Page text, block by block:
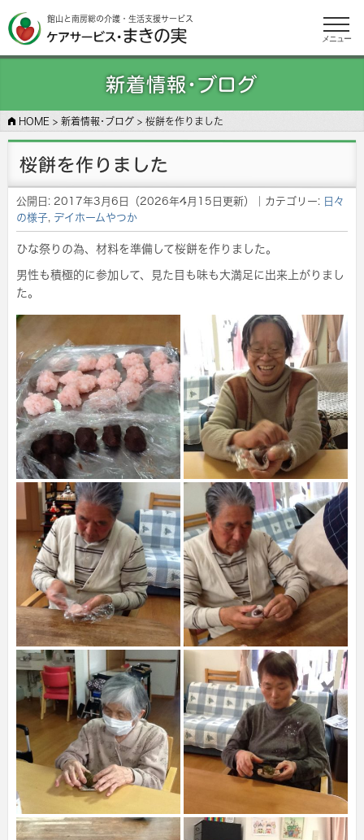
館山と南房総の介護・生活支援サービス
メニュー
新着情報･ブログ
HOME > 新着情報･ブログ > 桜餅を作りました
桜餅を作りました
公開日: 2017年3月6日 （2026年4月15日更新） ｜カテゴリー: 日々
の様子, デイホームやつか
ひな祭りの為、材料を準備して桜餅を作りました。
男性も積極的に参加して、見た目も味も大満足に出来上がりまし
た。